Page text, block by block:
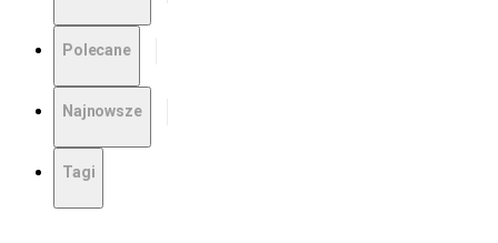
Polecane
Najnowsze
Tagi